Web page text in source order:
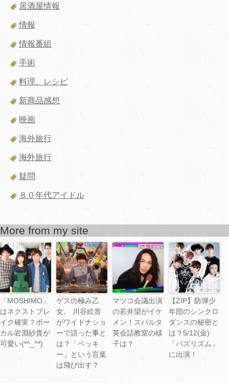
居酒屋情報
情報
情報番組
手術
料理、レシピ
新商品感想
映画
海外旅行
海外旅行
疑問
８０年代アイドル
More from my site
「MOSHIMO」
はネクストブレ
イク確実？ボー
カル岩淵紗貴が
可愛い(*^_^*)
ゲスの極み乙
女。 川谷絵音
がワイドナショ
ーで語った事と
は？「ベッキ
ー」という言葉
は飛び出す？
マツコ会議出演
の若井望がイケ
メン！スパルタ
英会話教室の様
子は？
【ZIP】防弾少
年団のシンクロ
ダンスの秘密と
は？5/12(金)
「バズリズム」
に出演！